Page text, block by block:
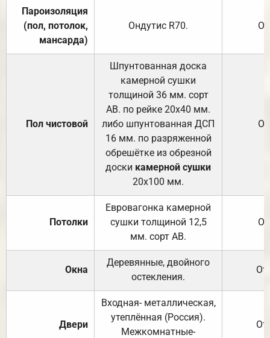
Пароизоляция
(пол, потолок,
мансарда)
Ондутис R70.
Пол чистовой
Шпунтованная доска
камерной сушки
толщиной 36 мм. сорт
АВ. по рейке 20х40 мм.
либо шпунтованная ДСП
16 мм. по разряженной
обрешётке из обрезной
доски камерной сушки
20х100 мм.
Потолки
Евровагонка камерной
сушки толщиной 12,5
мм. сорт АВ.
Окна
Деревянные, двойного
остекления.
Двери
Входная- металлическая,
утеплённая (Россия).
Межкомнатные-